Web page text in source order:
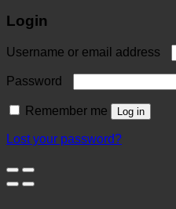
Login
Username or email address
Password
Remember me Log in
Lost your password?